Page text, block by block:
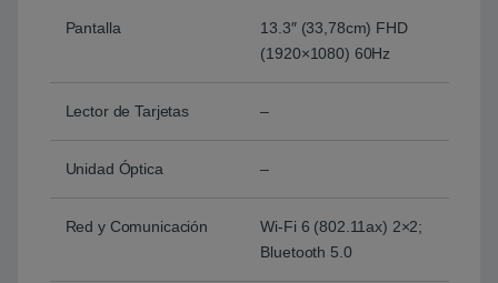
Pantalla
13.3″ (33,78cm) FHD
(1920×1080) 60Hz
Lector de Tarjetas –
Unidad Óptica –
Red y Comunicación
Wi-Fi 6 (802.11ax) 2×2;
Bluetooth 5.0